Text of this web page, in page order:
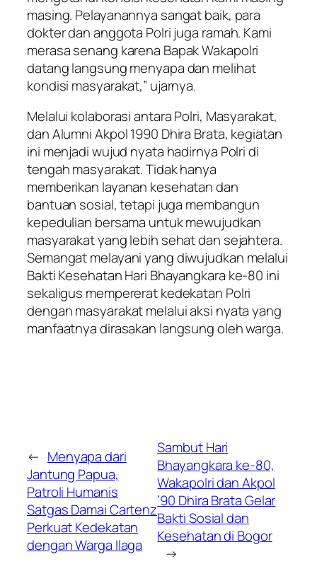
masing. Pelayanannya sangat baik, para
dokter dan anggota Polri juga ramah. Kami
merasa senang karena Bapak Wakapolri
datang langsung menyapa dan melihat
kondisi masyarakat,” ujarnya.
Melalui kolaborasi antara Polri, Masyarakat,
dan Alumni Akpol 1990 Dhira Brata, kegiatan
ini menjadi wujud nyata hadirnya Polri di
tengah masyarakat. Tidak hanya
memberikan layanan kesehatan dan
bantuan sosial, tetapi juga membangun
kepedulian bersama untuk mewujudkan
masyarakat yang lebih sehat dan sejahtera.
Semangat melayani yang diwujudkan melalui
Bakti Kesehatan Hari Bhayangkara ke-80 ini
sekaligus mempererat kedekatan Polri
dengan masyarakat melalui aksi nyata yang
manfaatnya dirasakan langsung oleh warga.
← Menyapa dari
Jantung Papua,
Patroli Humanis
Satgas Damai Cartenz
Perkuat Kedekatan
dengan Warga Ilaga
Sambut Hari
Bhayangkara ke-80,
Wakapolri dan Akpol
’90 Dhira Brata Gelar
Bakti Sosial dan
Kesehatan di Bogor
→